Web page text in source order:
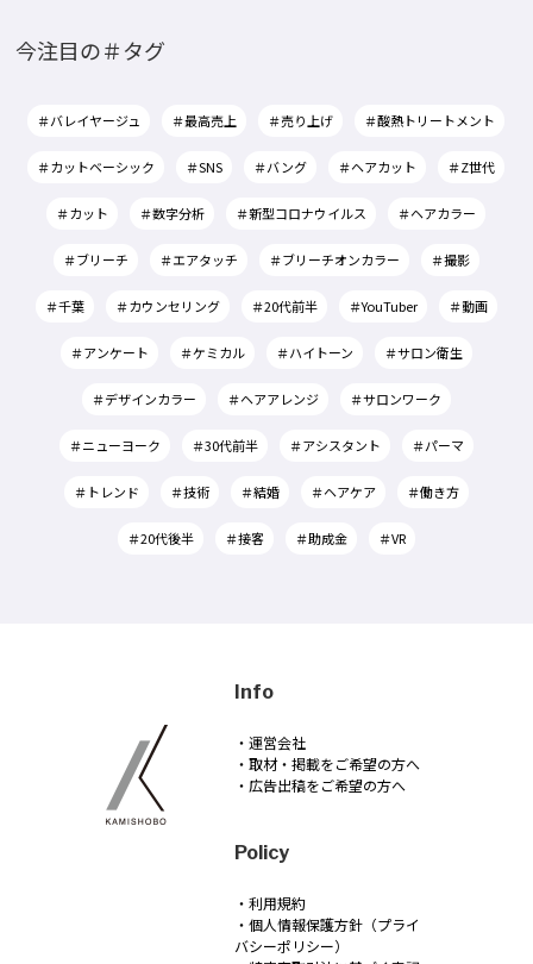
今注目の＃タグ
＃バレイヤージュ ＃最高売上 ＃売り上げ ＃酸熱トリートメント
＃カットベーシック ＃SNS ＃バング ＃ヘアカット ＃Z世代
＃カット ＃数字分析 ＃新型コロナウイルス ＃ヘアカラー
＃ブリーチ ＃エアタッチ ＃ブリーチオンカラー ＃撮影
＃千葉 ＃カウンセリング ＃20代前半 ＃YouTuber ＃動画
＃アンケート ＃ケミカル ＃ハイトーン ＃サロン衛生
＃デザインカラー ＃ヘアアレンジ ＃サロンワーク
＃ニューヨーク ＃30代前半 ＃アシスタント ＃パーマ
＃トレンド ＃技術 ＃結婚 ＃ヘアケア ＃働き方
＃20代後半 ＃接客 ＃助成金 ＃VR
Info
・運営会社
・取材・掲載をご希望の方へ
・広告出稿をご希望の方へ
Policy
・利用規約
・個人情報保護方針（プライ
バシーポリシー）